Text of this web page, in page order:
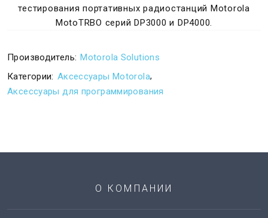
тестирования портативных радиостанций Motorola
MotoTRBO серий DP3000 и DP4000.
Производитель: Motorola Solutions
Категории: Аксессуары Motorola,
Аксессуары для программирования
О КОМПАНИИ